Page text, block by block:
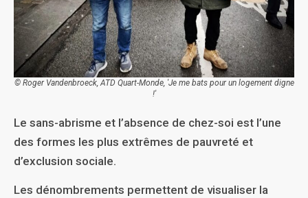
© Roger Vandenbroeck, ATD Quart-Monde, 'Je me bats pour un logement digne
!'
Le sans-abrisme et l’absence de chez-soi est l’une
des formes les plus extrêmes de pauvreté et
d’exclusion sociale.
Les dénombrements permettent de visualiser la